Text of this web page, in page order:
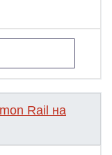
Rail на